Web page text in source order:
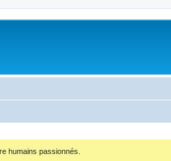
humains passionnés.